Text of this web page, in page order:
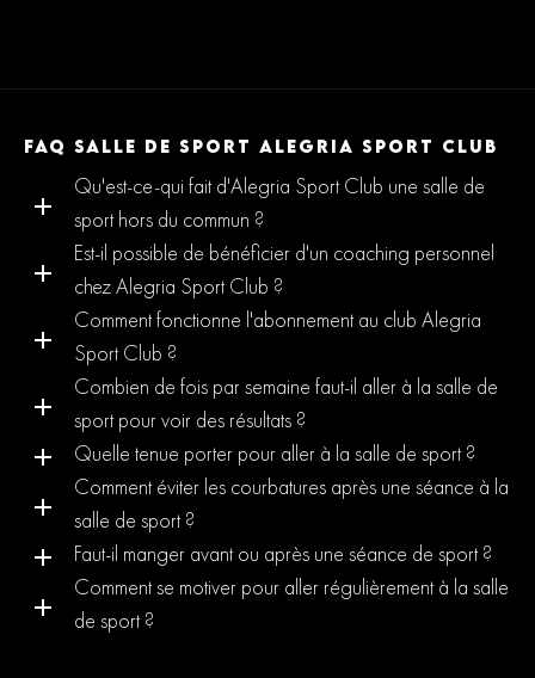
FAQ SALLE DE SPORT ALEGRIA SPORT CLUB
Qu'est-ce-qui fait d'Alegria Sport Club une salle de
sport hors du commun ?
Est-il possible de bénéficier d'un coaching personnel
chez Alegria Sport Club ?
Comment fonctionne l'abonnement au club Alegria
Sport Club ?
Combien de fois par semaine faut-il aller à la salle de
sport pour voir des résultats ?
Quelle tenue porter pour aller à la salle de sport ?
Comment éviter les courbatures après une séance à la
salle de sport ?
Faut-il manger avant ou après une séance de sport ?
Comment se motiver pour aller régulièrement à la salle
de sport ?